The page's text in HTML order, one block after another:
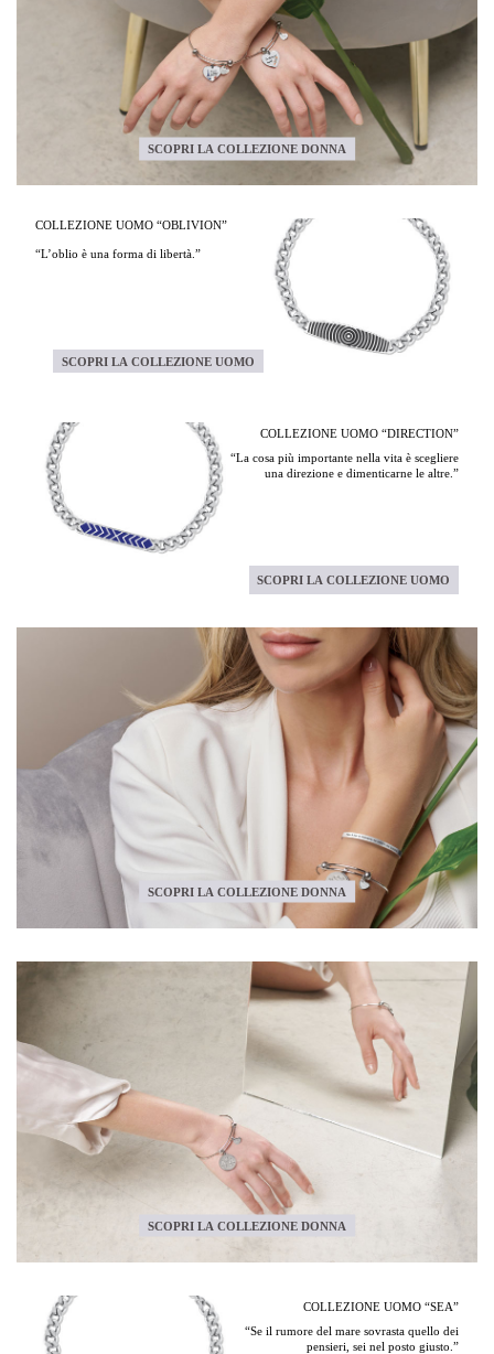
SCOPRI LA COLLEZIONE DONNA
COLLEZIONE UOMO “OBLIVION”
“L’oblio è una forma di libertà.”
SCOPRI LA COLLEZIONE UOMO
COLLEZIONE UOMO “DIRECTION”
“La cosa più importante nella vita è scegliere
una direzione e dimenticarne le altre.”
SCOPRI LA COLLEZIONE UOMO
SCOPRI LA COLLEZIONE DONNA
SCOPRI LA COLLEZIONE DONNA
COLLEZIONE UOMO “SEA”
“Se il rumore del mare sovrasta quello dei
pensieri, sei nel posto giusto.”